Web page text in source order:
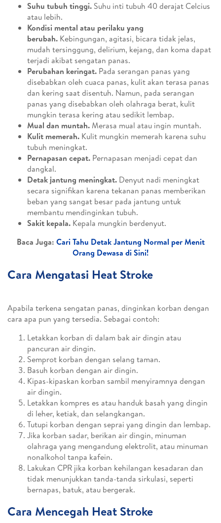
Suhu tubuh tinggi. Suhu inti tubuh 40 derajat Celcius
atau lebih.
Kondisi mental atau perilaku yang
berubah. Kebingungan, agitasi, bicara tidak jelas,
mudah tersinggung, delirium, kejang, dan koma dapat
terjadi akibat sengatan panas.
Perubahan keringat. Pada serangan panas yang
disebabkan oleh cuaca panas, kulit akan terasa panas
dan kering saat disentuh. Namun, pada serangan
panas yang disebabkan oleh olahraga berat, kulit
mungkin terasa kering atau sedikit lembap.
Mual dan muntah. Merasa mual atau ingin muntah.
Kulit memerah. Kulit mungkin memerah karena suhu
tubuh meningkat.
Pernapasan cepat. Pernapasan menjadi cepat dan
dangkal.
Detak jantung meningkat. Denyut nadi meningkat
secara signifikan karena tekanan panas memberikan
beban yang sangat besar pada jantung untuk
membantu mendinginkan tubuh.
Sakit kepala. Kepala mungkin berdenyut.
Baca Juga: Cari Tahu Detak Jantung Normal per Menit
Orang Dewasa di Sini!
Cara Mengatasi Heat Stroke
Apabila terkena sengatan panas, dinginkan korban dengan
cara apa pun yang tersedia. Sebagai contoh:
Letakkan korban di dalam bak air dingin atau
pancuran air dingin.
Semprot korban dengan selang taman.
Basuh korban dengan air dingin.
Kipas-kipaskan korban sambil menyiramnya dengan
air dingin.
Letakkan kompres es atau handuk basah yang dingin
di leher, ketiak, dan selangkangan.
Tutupi korban dengan seprai yang dingin dan lembap.
Jika korban sadar, berikan air dingin, minuman
olahraga yang mengandung elektrolit, atau minuman
nonalkohol tanpa kafein.
Lakukan CPR jika korban kehilangan kesadaran dan
tidak menunjukkan tanda-tanda sirkulasi, seperti
bernapas, batuk, atau bergerak.
Cara Mencegah Heat Stroke